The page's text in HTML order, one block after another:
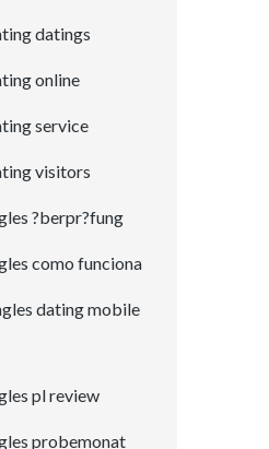
datings
online
service
visitors
?berpr?fung
como funciona
dating mobile
pl review
probemonat